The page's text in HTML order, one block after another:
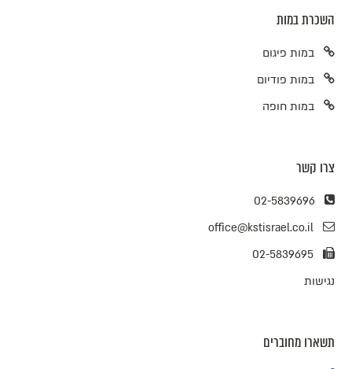
השכרת במות
במות פיגום
במות פודיום
במות חופה
צרו קשר
02-5839696
office@kstisrael.co.il
02-5839695
נגישות
תשארו מחוברים